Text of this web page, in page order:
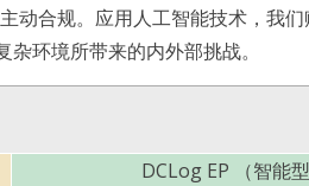
动合规。应用人工智能技术，我
环境所带来的内外部挑战。
DCLog EP （智能型